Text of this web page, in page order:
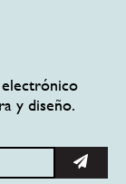
y diseño.